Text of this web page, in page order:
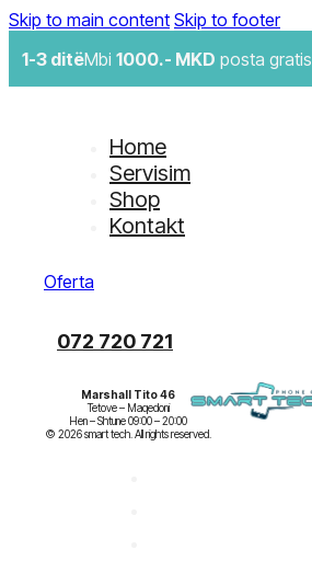
Skip to main content Skip to footer
1-3 ditëMbi 1000.- MKD posta gratis
Home
Servisim
Shop
Kontakt
Oferta
072 720 721
Marshall Tito 46
Tetove – Maqedoni
Hen – Shtune 09:00 – 20:00